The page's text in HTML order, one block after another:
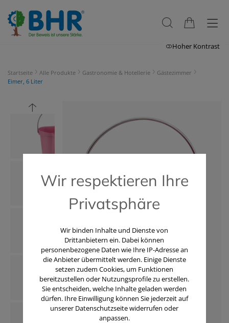
Hoher Kontrast
Startseite Alle Produkte Gastronomie & Hotellerie
Gästezimmer
Eimer, 6 Liter
Wir respektieren Ihre
Privatsphäre
Wir binden Inhalte und Dienste von
Drittanbietern ein. Dabei können
personenbezogene Daten wie Ihre IP-Adresse an
die Anbieter übermittelt werden. Einige Dienste
setzen zudem Cookies, um Funktionen
bereitzustellen oder Nutzungsprofile zu erstellen.
Sie entscheiden, welche Inhalte geladen werden
dürfen. Ihre Einwilligung können Sie jederzeit auf
unserer Datenschutzseite widerrufen oder
anpassen.